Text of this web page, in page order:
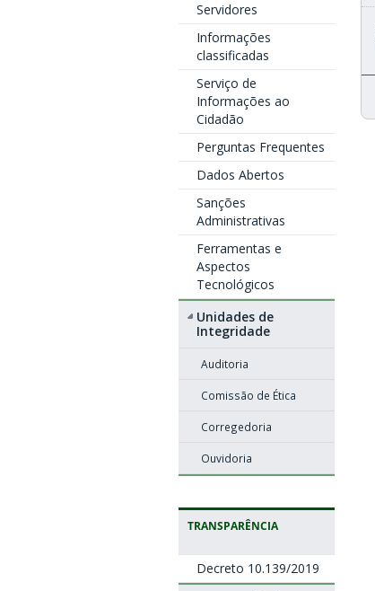
Servidores
Informações
classificadas
Serviço de
Informações ao
Cidadão
Perguntas Frequentes
Dados Abertos
Sanções
Administrativas
Ferramentas e
Aspectos
Tecnológicos
Unidades de
Integridade
Auditoria
Comissão de Ética
Corregedoria
Ouvidoria
TRANSPARÊNCIA
Decreto 10.139/2019